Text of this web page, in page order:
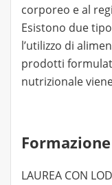
corporeo e al
Esistono due
l’utilizzo di
prodotti
nutrizionale
Formazione
LAUREA CON